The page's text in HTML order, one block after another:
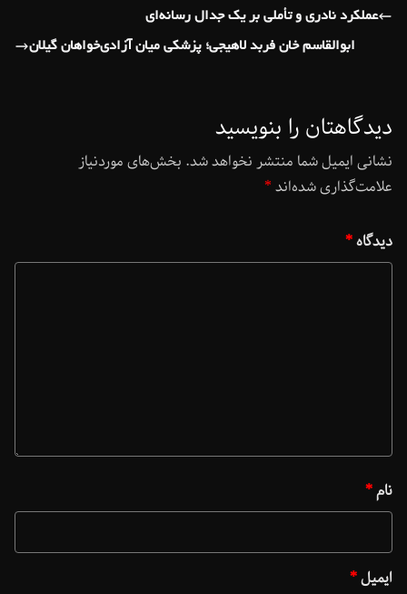
عملکرد نادری و تأملی بر یک جدال رسانه‌ای
ابوالقاسم خان فربد لاهیجی؛ پزشکی میان آزادی‌خواهان گیلان
دیدگاهتان را بنویسید
نشانی ایمیل شما منتشر نخواهد شد. بخش‌های موردنیاز
علامت‌گذاری شده‌اند*
دیدگاه*
نام*
ایمیل*